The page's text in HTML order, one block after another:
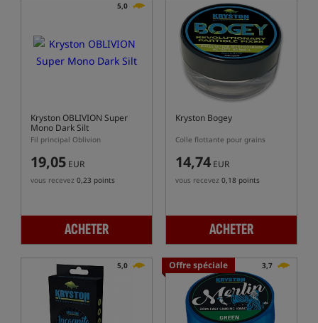
5,0
Kryston OBLIVION Super
Mono Dark Silt
Fil principal Oblivion
19,05 EUR
vous recevez 0,23 points
ACHETER
Kryston Bogey
Colle flottante pour grains
14,74 EUR
vous recevez 0,18 points
ACHETER
5,0 Offre spéciale 3,7